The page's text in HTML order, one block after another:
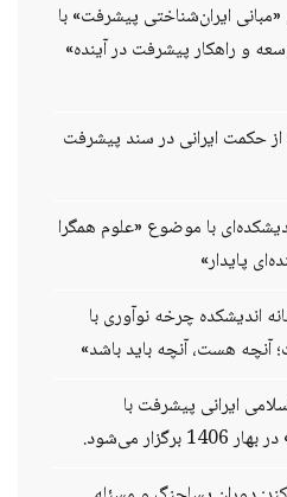
ایران‌شناختی پیشرفت» با
و راهکار پیشرفت در آینده»
از حکمت ایرانی در سند پیشرفت
با موضوع «علوم همگرا
پایدار»
اندیشکده چرخه نوآوری با
هست، آنچه باید باشد»
ایرانی پیشرفت با
می‌شود.